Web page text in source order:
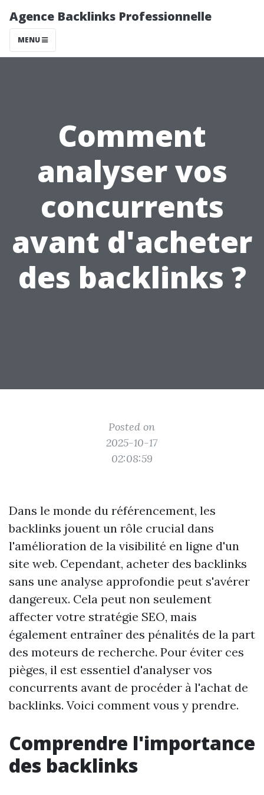
Agence Backlinks Professionnelle
MENU
Comment
analyser vos
concurrents
avant d'acheter
des backlinks ?
Posted on
2025-10-17
02:08:59
Dans le monde du référencement, les
backlinks jouent un rôle crucial dans
l'amélioration de la visibilité en ligne d'un
site web. Cependant, acheter des backlinks
sans une analyse approfondie peut s'avérer
dangereux. Cela peut non seulement
affecter votre stratégie SEO, mais
également entraîner des pénalités de la part
des moteurs de recherche. Pour éviter ces
pièges, il est essentiel d'analyser vos
concurrents avant de procéder à l'achat de
backlinks. Voici comment vous y prendre.
Comprendre l'importance
des backlinks